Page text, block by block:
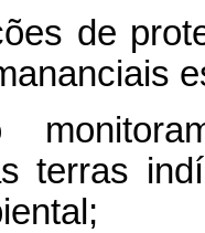
de
terras